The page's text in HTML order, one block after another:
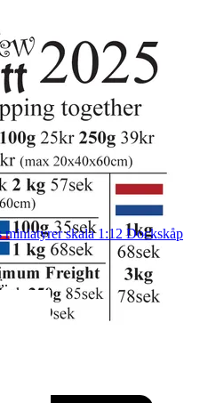
skala 1:12 Dockskåp
,.